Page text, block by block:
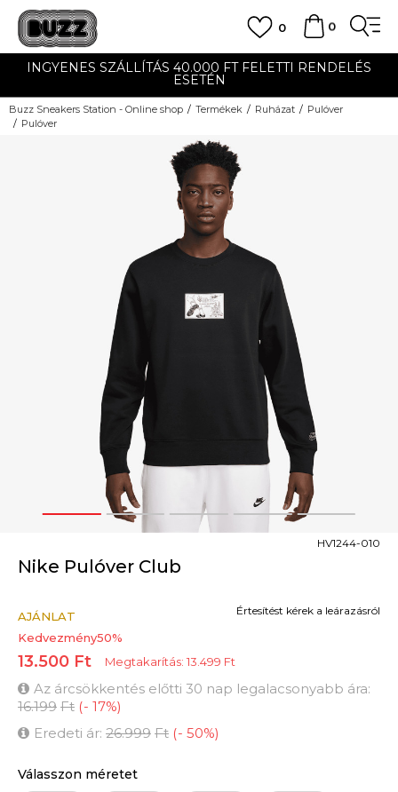
0
0
INGYENES SZÁLLÍTÁS 40.000 FT FELETTI RENDELÉS
ESETÉN
Buzz Sneakers Station - Online shop Termékek Ruházat
Pulóver
Pulóver
1 2 3 4 5
Nike Pulóver Club
HV1244-010
AJÁNLAT
Kedvezmény50%
13.500 Ft Megtakarítás: 13.499 Ft
Az árcsökkentés előtti 30 nap legalacsonyabb ára:
16.199 Ft (- 17%)
Eredeti ár: 26.999 Ft (- 50%)
Értesítést kérek a leárazásról
Válasszon méretet